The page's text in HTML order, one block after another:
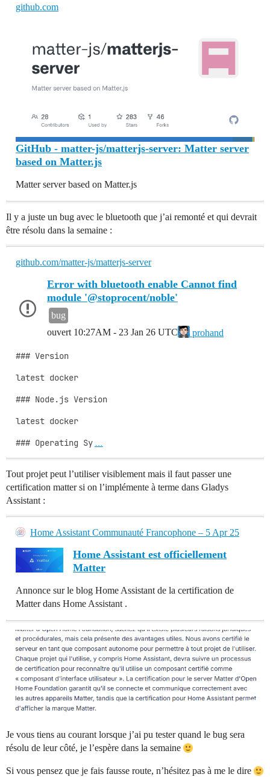
github.com
GitHub - matter-js/matterjs-server: Matter server
based on Matter.js
Matter server based on Matter.js
Il y a juste un bug avec le bluetooth que j’ai remonté et qui devrait
être résolu dans la semaine :
github.com/matter-js/matterjs-server
Error with bluetooth enable Cannot find
module '@stoprocent/noble'
ouvert 10:27AM - 23 Jan 26 UTC prohand
bug
### Version
latest docker
### Node.js Version
latest docker
### Operating Sy
Tout projet peut l’utiliser visiblement mais il faut passer une
certification matter si on l’implémente à terme dans Gladys
Assistant :
Home Assistant Communauté Francophone – 5 Apr 25
Home Assistant est officiellement
Matter
Annonce sur le blog Home Assistant de la certification de
Matter dans Home Assistant .
Je vous tiens au courant lorsque j’ai pu tester quand le bug sera
résolu de leur côté, je l’espère dans la semaine
Si vous pensez que je fais fausse route, n’hésitez pas à me le dire